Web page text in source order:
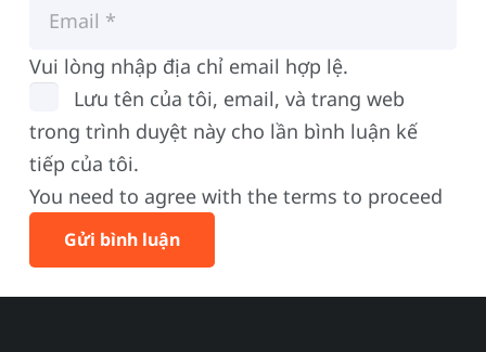
Vui lòng nhập địa chỉ email hợp lệ.
Lưu tên của tôi, email, và trang web
trong trình duyệt này cho lần bình luận kế
tiếp của tôi.
You need to agree with the terms to proceed
Gửi bình luận